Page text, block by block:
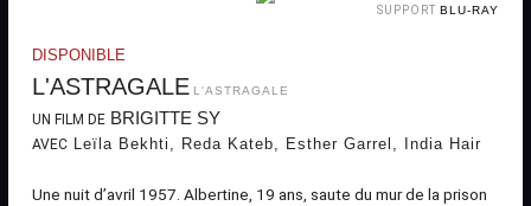
SUPPORT BLU-RAY
DISPONIBLE
L'ASTRAGALE L'ASTRAGALE
UN FILM DE BRIGITTE SY
AVEC Leïla Bekhti, Reda Kateb, Esther Garrel, India Hair
Une nuit d’avril 1957. Albertine, 19 ans, saute du mur de la prison